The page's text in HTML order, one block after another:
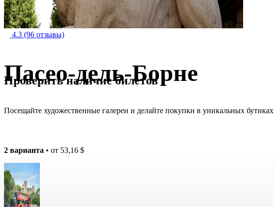
4.3 (96 отзывы)
Пасео-дель-Борне
Посещайте художественные галереи и делайте покупки в уникальных бутиках
Проверить наличие билетов
2 варианта • от 53,16 $